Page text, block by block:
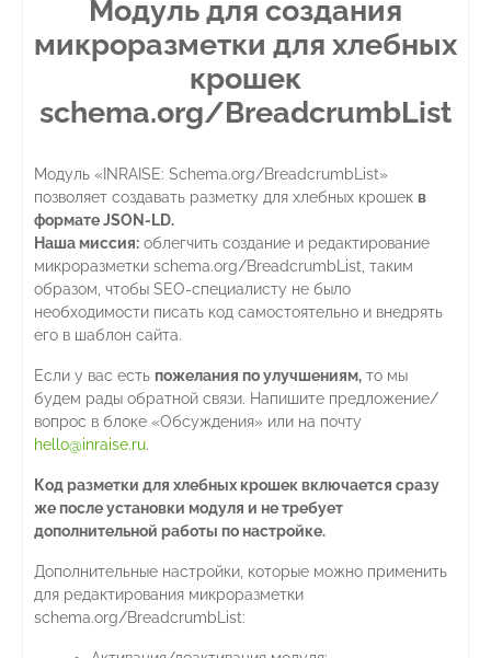
Модуль для создания
микроразметки для хлебных
крошек
schema.org/BreadcrumbList
Модуль «INRAISE: Schema.org/BreadcrumbList»
позволяет создавать разметку для хлебных крошек в
формате JSON-LD.
Наша миссия: облегчить создание и редактирование
микроразметки schema.org/BreadcrumbList, таким
образом, чтобы SEO-специалисту не было
необходимости писать код самостоятельно и внедрять
его в шаблон сайта.
Если у вас есть пожелания по улучшениям, то мы
будем рады обратной связи. Напишите предложение/
вопрос в блоке «Обсуждения» или на почту
hello@inraise.ru.
Код разметки для хлебных крошек включается сразу
же после установки модуля и не требует
дополнительной работы по настройке.
Дополнительные настройки, которые можно применить
для редактирования микроразметки
schema.org/BreadcrumbList: